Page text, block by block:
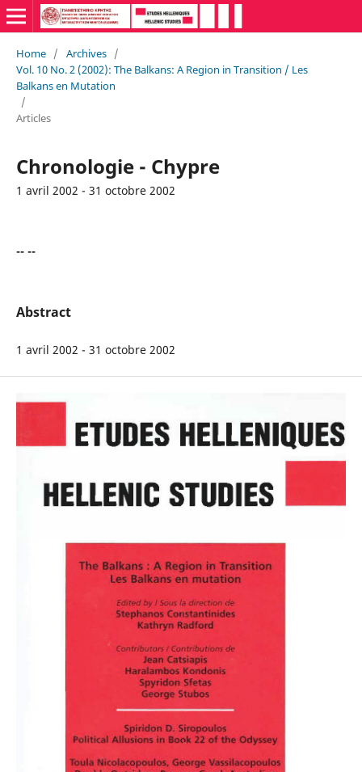
Home / Archives /
Vol. 10 No. 2 (2002): The Balkans: A Region in Transition / Les
Balkans en Mutation
/
Articles
Chronologie - Chypre
1 avril 2002 - 31 octobre 2002
-- --
Abstract
1 avril 2002 - 31 octobre 2002